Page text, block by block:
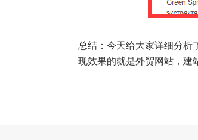
总结：今天给大家详细分析
现效果的就是外贸网站，建